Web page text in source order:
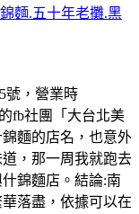
麵.五十年老攤.黑
號，營業時
fb社團「大台北美
麵的店名，也意外
，那一周我就跑去
錦麵店。結論:南
落盡，依據可以在